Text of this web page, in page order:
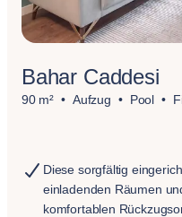
Bahar Caddesi
90 m² Aufzug Pool
Diese sorgfältig
einladenden Räumen
komfortablen